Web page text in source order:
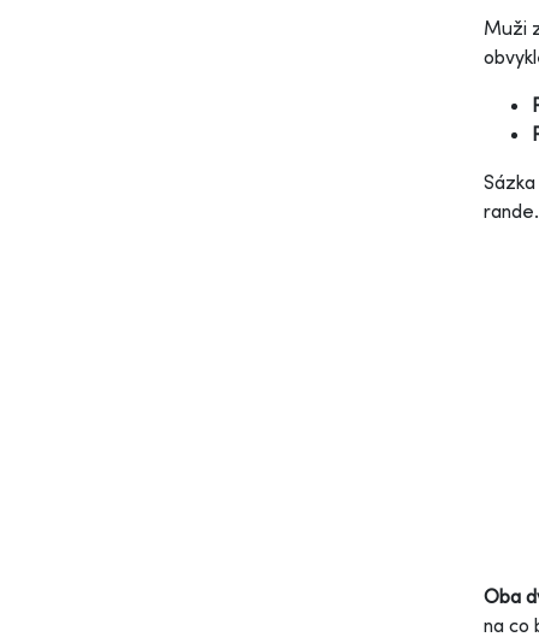
Muži
Oba
na co